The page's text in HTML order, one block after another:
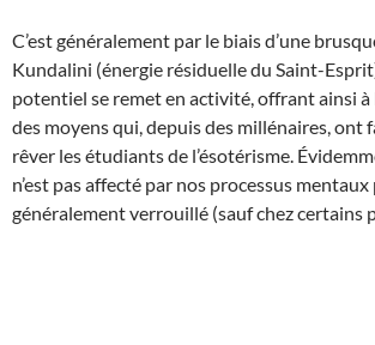
C’est généralement par le biais d’une
Kundalini (énergie résiduelle du Saint-
potentiel se remet en activité, offrant ainsi
des moyens qui, depuis des millénaires, ont
rêver les étudiants de l’ésotérisme.
n’est pas affecté par nos processus
généralement verrouillé (sauf chez certains